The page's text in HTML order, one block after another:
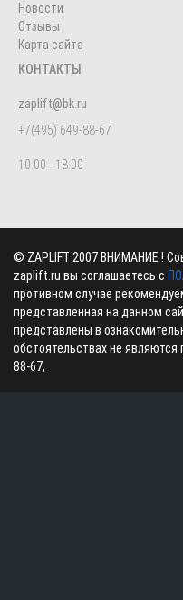
Новости
Отзывы
Карта сайта
КОНТАКТЫ
zaplift@bk.ru
+7(495) 649-88-67
10:00 - 18:00
© ZAPLIFT 2007 ВНИМАНИЕ !
zaplift.ru вы соглашаетесь с
противном случае
представленная на данном
представлены в
обстоятельствах не являются
88-67,